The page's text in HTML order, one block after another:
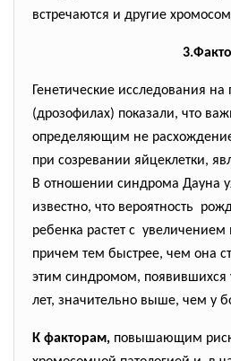
встречаются и другие
3.Факторы
Генетические исследования
(дрозофилах) показали, что
определяющим не
при созревании яйцеклетки,
В отношении синдрома Дауна
известно, что вероятность
ребенка растет с увеличением
причем тем быстрее, чем она
этим синдромом, появившихся
лет, значительно выше, чем у
К факторам, повышающим